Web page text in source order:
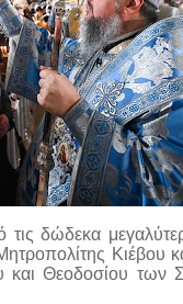
δώδεκα
Κιέβου
και Θεοδοσίου